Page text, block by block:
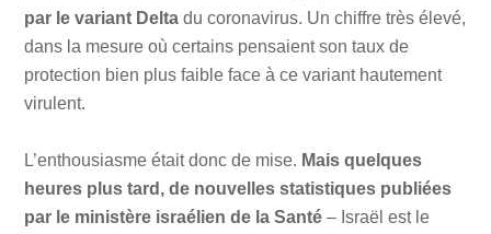
par le variant Delta du coronavirus. Un chiffre très élevé,
dans la mesure où certains pensaient son taux de
protection bien plus faible face à ce variant hautement
virulent.
L’enthousiasme était donc de mise. Mais quelques
heures plus tard, de nouvelles statistiques publiées
par le ministère israélien de la Santé – Israël est le